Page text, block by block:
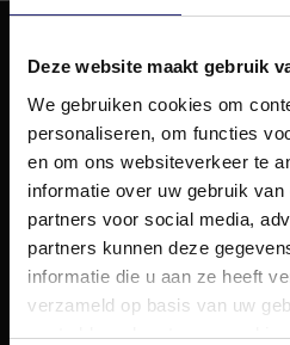
Deze website maakt gebruik
We gebruiken cookies om
personaliseren, om functies
en om ons websiteverkeer te
informatie over uw gebruik
partners voor social media,
partners kunnen deze
informatie die u aan ze heeft
verzameld op basis van uw
gaat akkoord met onze
NET Makelaars
NET Makelaars is een modern
decennialange ervaring in het
van de huizenmarkt in Haarlem
Volg ons op
Diensten